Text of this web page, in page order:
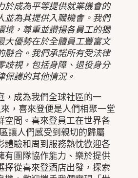
於成為平等提供就業機會的
並為其提供入職機會。我們
境，尊重並讚揚各員工的獨
大優勢在於全體員工豐富文
融合。我們承諾所有受法律
歧視，包括身障、退役身分
保護的其他情況。
，成為我們全球社區的一
，喜來登便是人們相聚一堂
空間。喜來登員工在世界各
讓人們感受到親切的歸屬
體驗和周到服務熱忱歡迎各
有團隊協作能力、樂於提供
擇從喜來登酒店出發，探索